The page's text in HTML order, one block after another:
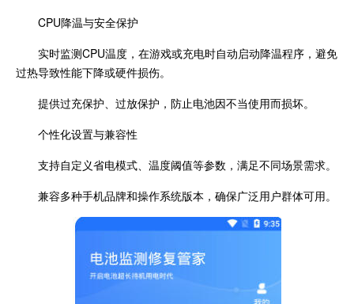
CPU降温与安全保护
实时监测CPU温度，在游戏或充电时自动启动降温程序，避免
过热导致性能下降或硬件损伤。
提供过充保护、过放保护，防止电池因不当使用而损坏。
个性化设置与兼容性
支持自定义省电模式、温度阈值等参数，满足不同场景需求。
兼容多种手机品牌和操作系统版本，确保广泛用户群体可用。